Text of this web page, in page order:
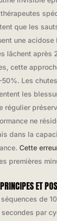
que les
une
lâchent après
cette
Les
les
régulier
ne
dans la
Cette
premières
ET
de
par